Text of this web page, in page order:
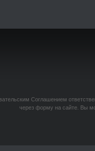
Соглашением
через форму на сайте. Вы